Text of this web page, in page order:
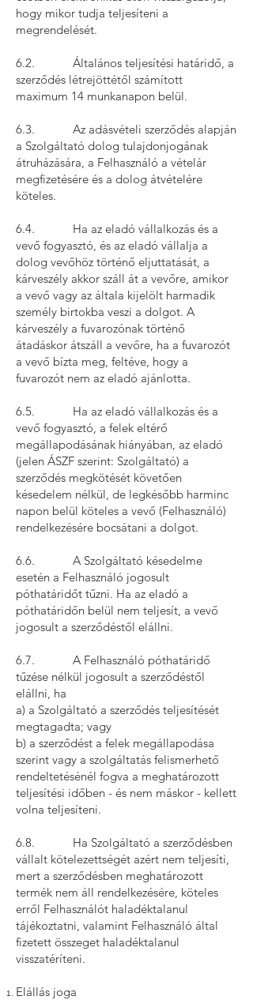
hogy mikor tudja teljesíteni a
megrendelését.
6.2. Általános teljesítési határidő, a
szerződés létrejöttétől számított
maximum 14 munkanapon belül.
6.3. Az adásvételi szerződés alapján
a Szolgáltató dolog tulajdonjogának
átruházására, a Felhasználó a vételár
megfizetésére és a dolog átvételére
köteles.
6.4. Ha az eladó vállalkozás és a
vevő fogyasztó, és az eladó vállalja a
dolog vevőhöz történő eljuttatását, a
kárveszély akkor száll át a vevőre, amikor
a vevő vagy az általa kijelölt harmadik
személy birtokba veszi a dolgot. A
kárveszély a fuvarozónak történő
átadáskor átszáll a vevőre, ha a fuvarozót
a vevő bízta meg, feltéve, hogy a
fuvarozót nem az eladó ajánlotta.
6.5. Ha az eladó vállalkozás és a
vevő fogyasztó, a felek eltérő
megállapodásának hiányában, az eladó
(jelen ÁSZF szerint: Szolgáltató) a
szerződés megkötését követően
késedelem nélkül, de legkésőbb harminc
napon belül köteles a vevő (Felhasználó)
rendelkezésére bocsátani a dolgot.
6.6. A Szolgáltató késedelme
esetén a Felhasználó jogosult
póthatáridőt tűzni. Ha az eladó a
póthatáridőn belül nem teljesít, a vevő
jogosult a szerződéstől elállni.
6.7. A Felhasználó póthatáridő
tűzése nélkül jogosult a szerződéstől
elállni, ha
a) a Szolgáltató a szerződés teljesítését
megtagadta; vagy
b) a szerződést a felek megállapodása
szerint vagy a szolgáltatás felismerhető
rendeltetésénél fogva a meghatározott
teljesítési időben - és nem máskor - kellett
volna teljesíteni.
6.8. Ha Szolgáltató a szerződésben
vállalt kötelezettségét azért nem teljesíti,
mert a szerződésben meghatározott
termék nem áll rendelkezésére, köteles
erről Felhasználót haladéktalanul
tájékoztatni, valamint Felhasználó által
fizetett összeget haladéktalanul
visszatéríteni.
Elállás joga